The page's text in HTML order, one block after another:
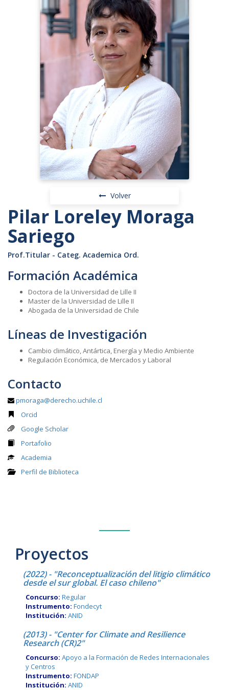
Volver
Pilar Loreley Moraga
Sariego
Prof.Titular - Categ. Academica Ord.
Formación Académica
Doctora de la Universidad de Lille II
Master de la Universidad de Lille II
Abogada de la Universidad de Chile
Líneas de Investigación
Cambio climático, Antártica, Energía y Medio Ambiente
Regulación Económica, de Mercados y Laboral
Contacto
pmoraga@derecho.uchile.cl
Orcid
Google Scholar
Portafolio
Academia
Perfil de Biblioteca
Proyectos
(2022) - "Reconceptualización del litigio climático
desde el sur global. El caso chileno"
Concurso: Regular
Instrumento: Fondecyt
Institución: ANID
(2013) - "Center for Climate and Resilience
Research (CR)2"
Concurso: Apoyo a la Formación de Redes Internacionales
y Centros
Instrumento: FONDAP
Institución: ANID